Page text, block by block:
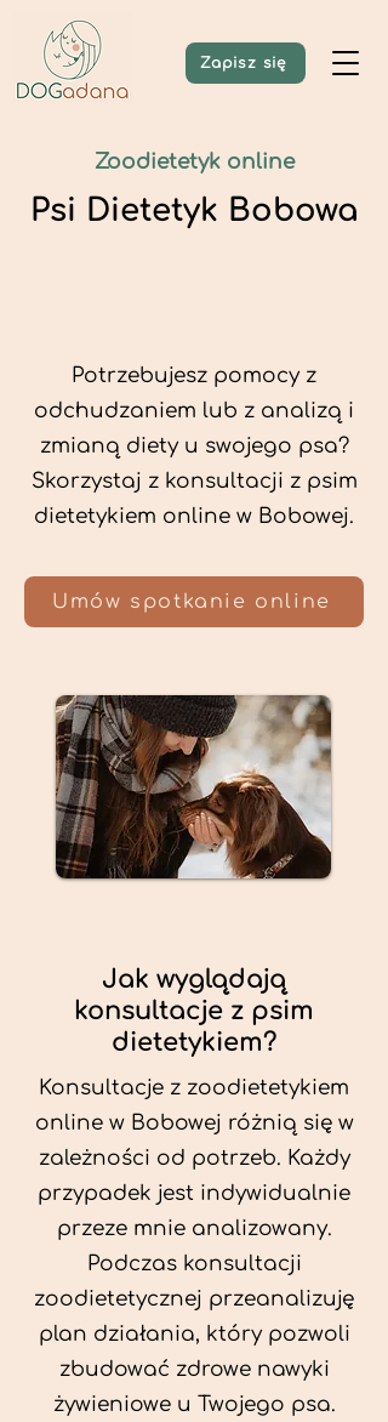
Zapisz się
Zoodietetyk online
Psi Dietetyk Bobowa
Potrzebujesz pomocy z
odchudzaniem lub z analizą i
zmianą diety u swojego psa?
Skorzystaj z konsultacji z psim
dietetykiem online w Bobowej.
Umów spotkanie online
Jak wyglądają
konsultacje z psim
dietetykiem?
Konsultacje z zoodietetykiem
online w Bobowej różnią się w
zależności od potrzeb. Każdy
przypadek jest indywidualnie
przeze mnie analizowany.
Podczas konsultacji
zoodietetycznej przeanalizuję
plan działania, który pozwoli
zbudować zdrowe nawyki
żywieniowe u Twojego psa.